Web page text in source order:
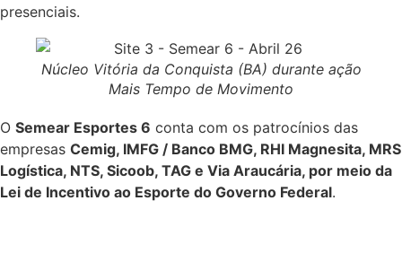
presenciais.
Núcleo Vitória da Conquista (BA) durante ação
Mais Tempo de Movimento
O Semear Esportes 6 conta com os patrocínios das
empresas Cemig, IMFG / Banco BMG, RHI Magnesita, MRS
Logística, NTS, Sicoob, TAG e Via Araucária, por meio da
Lei de Incentivo ao Esporte do Governo Federal.